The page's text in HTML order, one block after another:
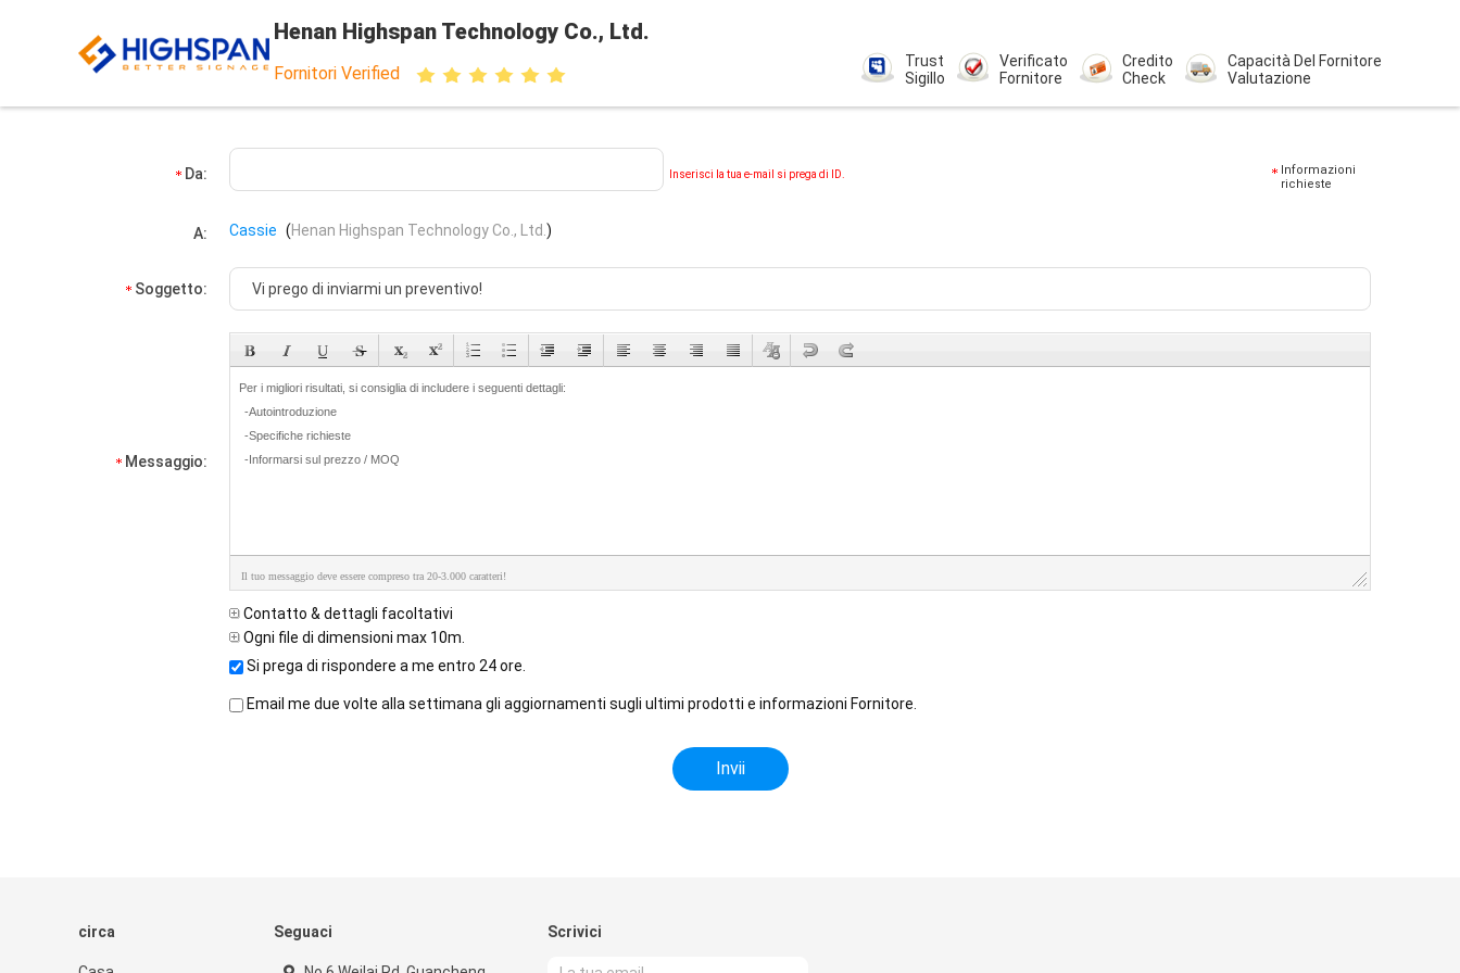
Henan Highspan Technology Co., Ltd.
Fornitori Verified
Trust
Sigillo
Verificato
Fornitore
Credito
Check
Capacità Del Fornitore
Valutazione
Da: Inserisci la tua e-mail si prega di ID.
Informazioni
richieste
A: Cassie (Henan Highspan Technology Co., Ltd. )
Soggetto:
Messaggio:
Il tuo messaggio deve essere compreso tra 20-3.000 caratteri!
Contatto & dettagli facoltativi
Ogni file di dimensioni max 10m.
Si prega di rispondere a me entro 24 ore.
Email me due volte alla settimana gli aggiornamenti sugli ultimi prodotti e informazioni Fornitore.
circa Seguaci Scrivici